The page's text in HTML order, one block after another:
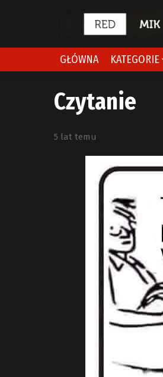
GŁÓWNA KATEGORIE
Czytanie
5 lat temu